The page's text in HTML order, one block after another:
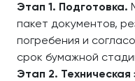
Этап 1. Подготовка.
пакет документов,
погребения и
срок бумажной
Этап 2. Техническая